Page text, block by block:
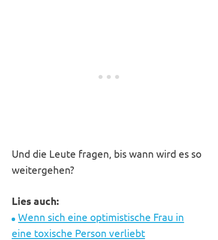
Und die Leute fragen, bis wann wird es so
weitergehen?
Lies auch:
Wenn sich eine optimistische Frau in
eine toxische Person verliebt